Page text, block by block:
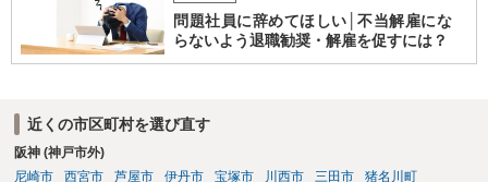
問題社員に辞めてほしい│不当解雇にな
らないよう退職勧奨・解雇を促すには？
近くの市区町村を選び直す
阪神 (神戸市外)
尼崎市
西宮市 芦屋市 伊丹市 宝塚市 川西市 三田市 猪名川町